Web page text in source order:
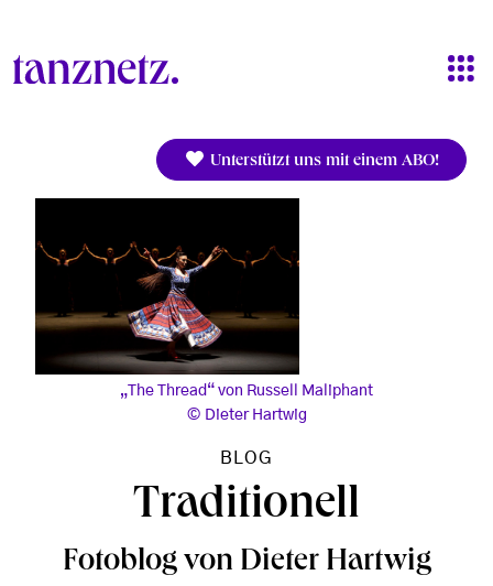
Unterstützt uns mit einem ABO!
„The Thread“ von Russell Maliphant
Dieter Hartwig
BLOG
Traditionell
Fotoblog von Dieter Hartwig